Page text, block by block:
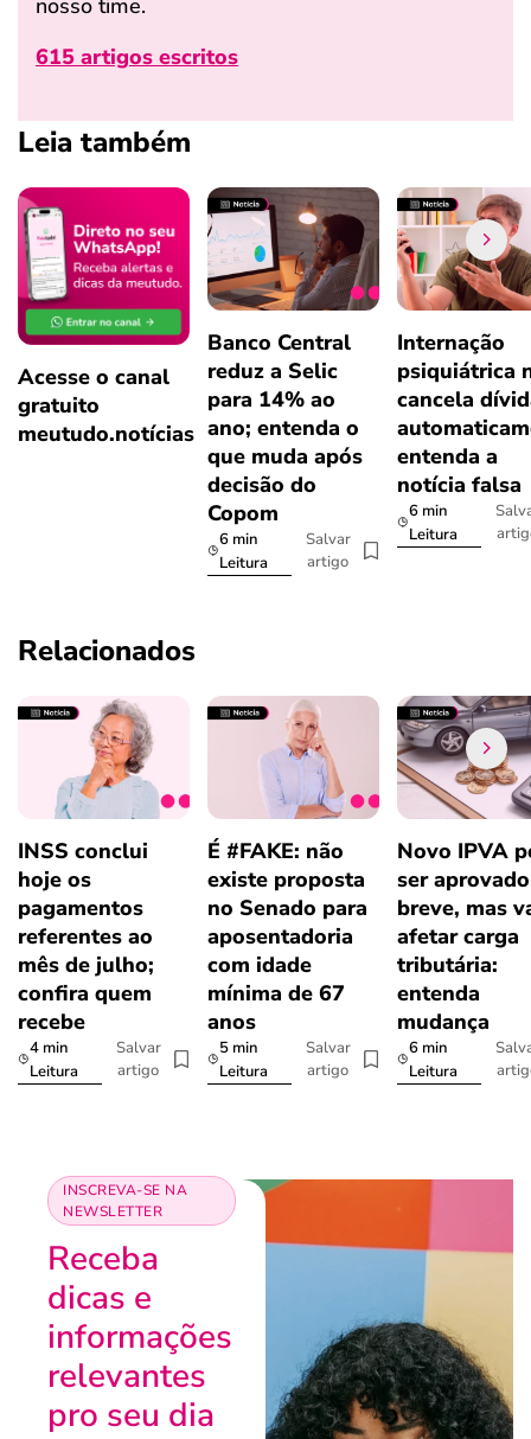
615 artigos escritos
Leia também
Acesse o canal
gratuito
meutudo.notícias
Banco Central
reduz a Selic
para 14% ao
ano; entenda o
que muda após
decisão do
Copom
6 min
Leitura
Salvar
artigo
Internação
psiquiátrica
cancela
entenda a
notícia falsa
6 min
Leitura
Relacionados
INSS conclui
hoje os
pagamentos
referentes ao
mês de julho;
confira quem
recebe
4 min
Leitura
Salvar
artigo
É #FAKE: não
existe proposta
no Senado para
aposentadoria
com idade
mínima de 67
anos
5 min
Leitura
Salvar
artigo
Novo IPVA
ser
breve, mas
afetar carga
tributária:
entenda
mudança
6 min
Leitura
INSCREVA-SE NA
NEWSLETTER
Receba
dicas e
informações
relevantes
pro seu dia